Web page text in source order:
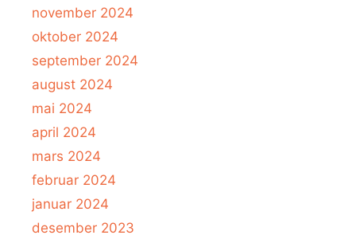
november 2024
oktober 2024
september 2024
august 2024
mai 2024
april 2024
mars 2024
februar 2024
januar 2024
desember 2023